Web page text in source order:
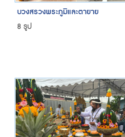
บวงสรวงพระภูมิและตายาย
8 รูป